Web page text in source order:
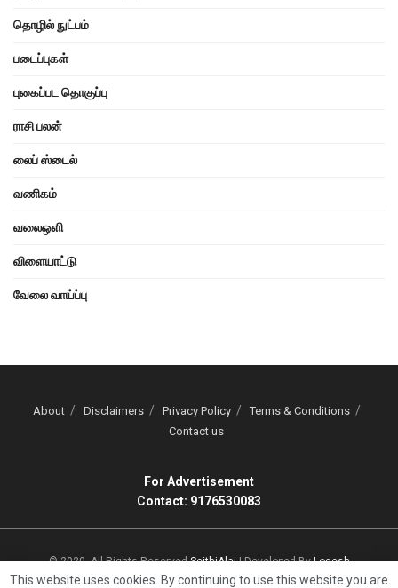
தொழில் நுட்பம்
படைப்புகள்
புகைப்பட தொகுப்பு
ராசி பலன்
லைப் ஸ்டைல்
வணிகம்
வலைஒளி
விளையாட்டு
வேலை வாய்ப்பு
About Disclaimers Privacy Policy
Terms & Conditions
Contact us
For Advertisement
Contact: 9176530083
© 2020, All Rights ReservedSeithiAlai| Developed ByLogesh
This website uses cookies. By continuing to use this website you are